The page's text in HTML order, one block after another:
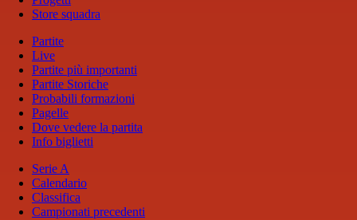
Store squadra
Partite
Live
Partite più importanti
Partite Storiche
Probabili formazioni
Pagelle
Dove vedere la partita
Info biglietti
Serie A
Calendario
Classifica
Campionati precedenti